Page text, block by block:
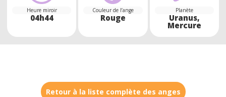
Heure miroir
04h44
Couleur de l’ange
Rouge
Planète
Uranus,
Mercure
Retour à la liste complète des anges